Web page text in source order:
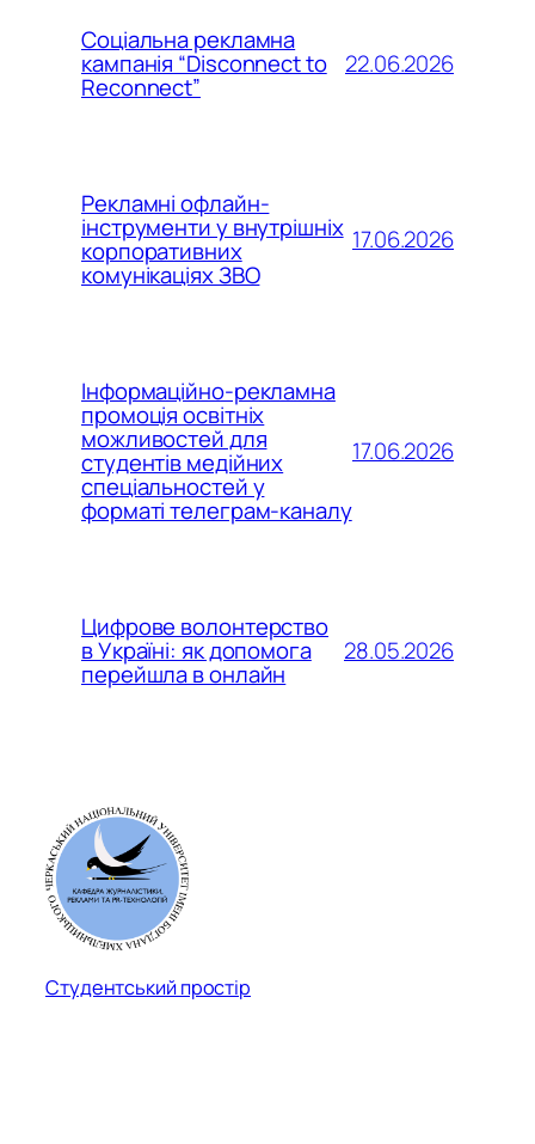
Соціальна рекламна
кампанія “Disconnect to
Reconnect”
22.06.2026
Рекламні офлайн-
інструменти у внутрішніх
корпоративних
комунікаціях ЗВО
17.06.2026
Інформаційно-рекламна
промоція освітніх
можливостей для
студентів медійних
спеціальностей у
форматі телеграм-каналу
17.06.2026
Цифрове волонтерство
в Україні: як допомога
перейшла в онлайн
28.05.2026
Студентський простір